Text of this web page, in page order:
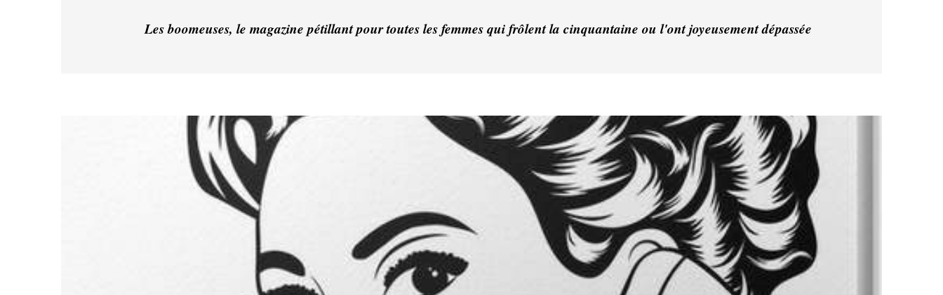
Les boomeuses, le magazine pétillant pour toutes les femmes qui frôlent la cinquantaine ou l'ont joyeusement dépassée